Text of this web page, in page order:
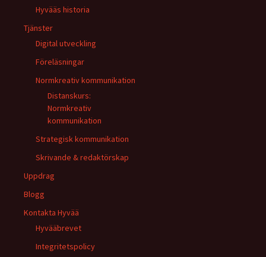
Hyvääs historia
Tjänster
Digital utveckling
Föreläsningar
Normkreativ kommunikation
Distanskurs:
Normkreativ
kommunikation
Strategisk kommunikation
Skrivande & redaktörskap
Uppdrag
Blogg
Kontakta Hyvää
Hyvääbrevet
Integritetspolicy